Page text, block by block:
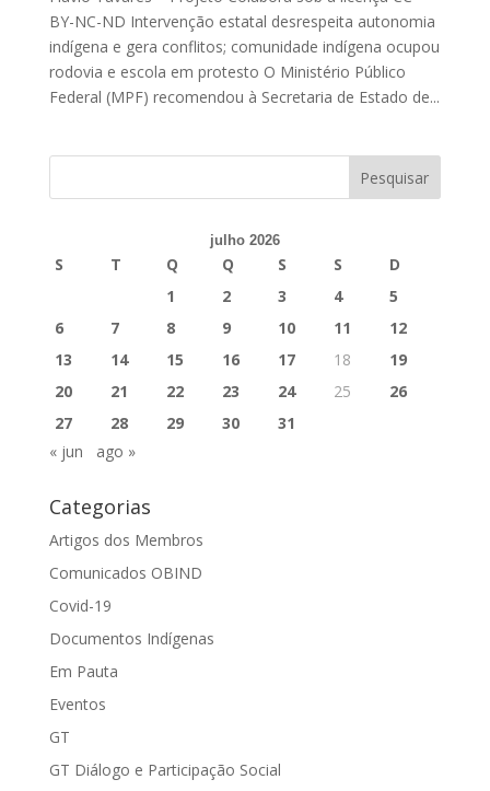
BY-NC-ND Intervenção estatal desrespeita autonomia
indígena e gera conflitos; comunidade indígena ocupou
rodovia e escola em protesto O Ministério Público
Federal (MPF) recomendou à Secretaria de Estado de...
julho 2026
S T Q Q S S
D
1
2 3 4
5
6
7 8 9 10 11
12
13
14 15 16 17 18
19
20
21 22 23 24 25
26
27
28 29 30
31
« jun
ago »
Categorias
Artigos dos Membros
Comunicados OBIND
Covid-19
Documentos Indígenas
Em Pauta
Eventos
GT
GT Diálogo e Participação Social